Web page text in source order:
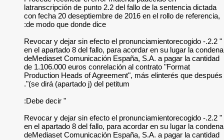
latranscripción de
con fecha 20
" 2.2.- Revocar y
en el apartado 8
deMediaset
de 1.106.000
Production Heads
" 2.2.- Revocar y
en el apartado 8
deMediaset